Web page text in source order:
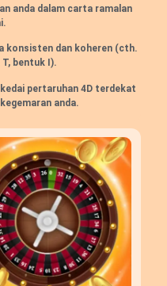
anda dalam carta ramalan
konsisten dan koheren (cth.
bentuk I).
pertaruhan 4D terdekat
anda.